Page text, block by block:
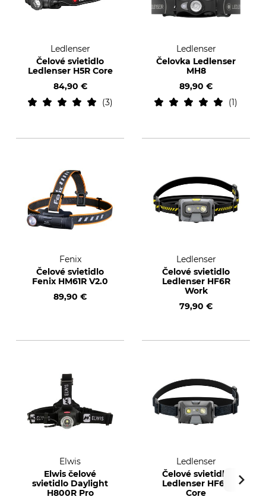
Ledlenser
Čelové svietidlo
Ledlenser H5R Core
84,90 €
3
Ledlenser
Čelovka Ledlenser
MH8
89,90 €
1
Fenix
Čelové svietidlo
Fenix HM61R V2.0
89,90 €
Ledlenser
Čelové svietidlo
Ledlenser HF6R
Work
79,90 €
Elwis
Elwis čelové
svietidlo Daylight
H800R Pro
Ledlenser
Čelové svietidlo
Ledlenser HF6R
Core